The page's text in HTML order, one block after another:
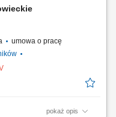
umowa o pracę
pokaż opis